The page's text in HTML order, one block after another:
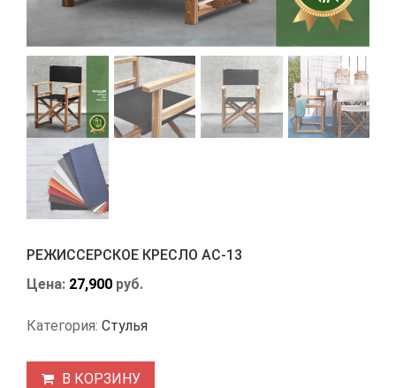
РЕЖИССЕРСКОЕ КРЕСЛО АС-13
Цена: 27,900 руб.
Категория: Стулья
В КОРЗИНУ